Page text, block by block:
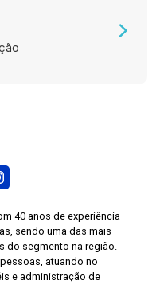
40 anos de experiência
sendo uma das mais
do segmento na região.
atuando no
e administração de